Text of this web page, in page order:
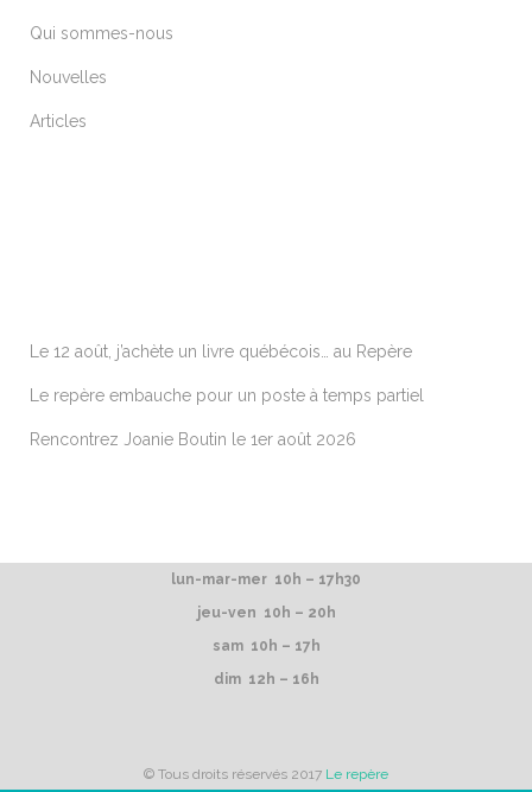
Qui sommes-nous
Nouvelles
Articles
Le 12 août, j’achète un livre québécois… au Repère
Le repère embauche pour un poste à temps partiel
Rencontrez Joanie Boutin le 1er août 2026
lun-mar-mer 10h – 17h30
jeu-ven 10h – 20h
sam 10h – 17h
dim 12h – 16h
© Tous droits réservés 2017 Le repère